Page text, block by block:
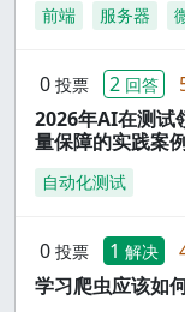
前端 服务器
0 投票 2 回答
2026年AI在测试
量保障的实践案
自动化测试
0 投票 1 解决
学习爬虫应该如